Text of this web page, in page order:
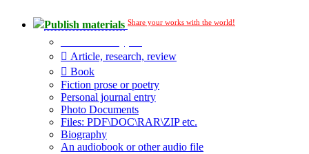
Publish materials Share your works with the world!
Article, research, review
Book
Fiction prose or poetry
Personal journal entry
Photo Documents
Files: PDF\DOC\RAR\ZIP etc.
Biography
An audiobook or other audio file